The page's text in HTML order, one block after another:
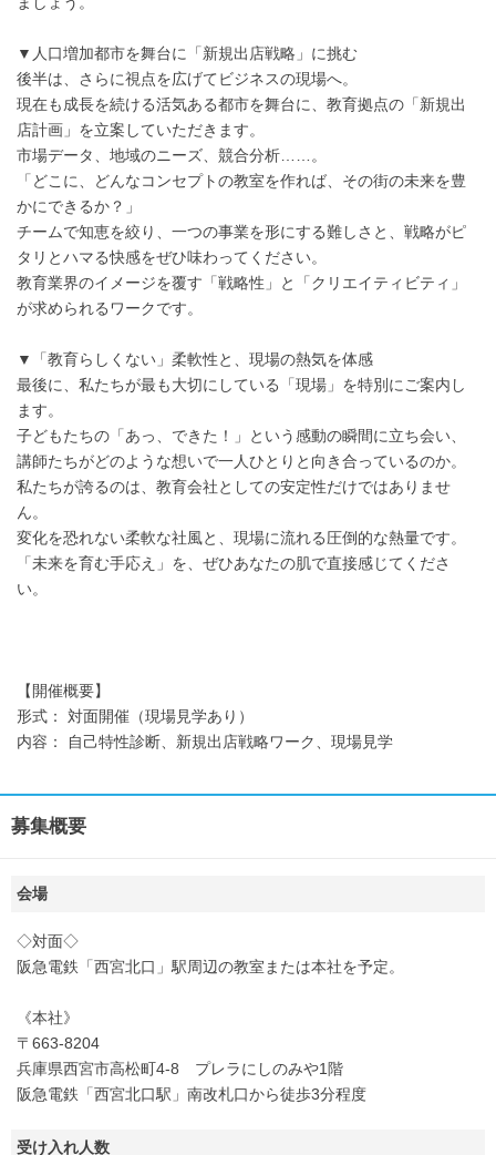
▼人口増加都市を舞台に「新規出店戦略」に挑む
後半は、さらに視点を広げてビジネスの現場へ。
現在も成長を続ける活気ある都市を舞台に、教育拠点の「新規出
店計画」を立案していただきます。
市場データ、地域のニーズ、競合分析……。
「どこに、どんなコンセプトの教室を作れば、その街の未来を豊
かにできるか？」
チームで知恵を絞り、一つの事業を形にする難しさと、戦略がピ
タリとハマる快感をぜひ味わってください。
教育業界のイメージを覆す「戦略性」と「クリエイティビティ」
が求められるワークです。
▼「教育らしくない」柔軟性と、現場の熱気を体感
最後に、私たちが最も大切にしている「現場」を特別にご案内し
ます。
子どもたちの「あっ、できた！」という感動の瞬間に立ち会い、
講師たちがどのような想いで一人ひとりと向き合っているのか。
私たちが誇るのは、教育会社としての安定性だけではありませ
ん。
変化を恐れない柔軟な社風と、現場に流れる圧倒的な熱量です。
「未来を育む手応え」を、ぜひあなたの肌で直接感じてくださ
い。
【開催概要】
形式： 対面開催（現場見学あり）
内容： 自己特性診断、新規出店戦略ワーク、現場見学
募集概要
会場
◇対面◇
阪急電鉄「西宮北口」駅周辺の教室または本社を予定。
《本社》
〒663-8204
兵庫県西宮市高松町4-8 プレラにしのみや1階
阪急電鉄「西宮北口駅」南改札口から徒歩3分程度
受け入れ人数